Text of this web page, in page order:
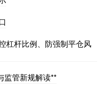
杠杆比例、防强制平仓风
监管新规解读**